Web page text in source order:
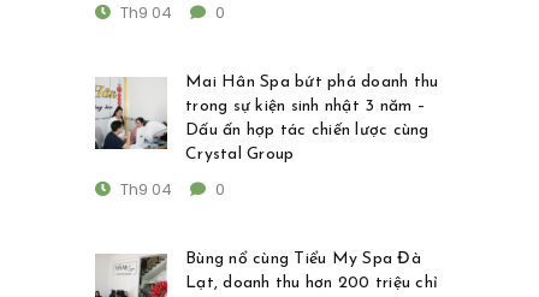
Th9 04 0
Mai Hân Spa bứt phá doanh thu
trong sự kiện sinh nhật 3 năm –
Dấu ấn hợp tác chiến lược cùng
Crystal Group
Th9 04 0
Bùng nổ cùng Tiểu My Spa Đà
Lạt, doanh thu hơn 200 triệu chỉ